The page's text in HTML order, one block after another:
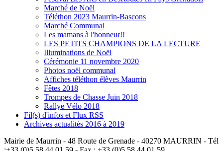
Marché de Noël
Téléthon 2023 Maurrin-Bascons
Marché Communal
Les mamans à l'honneur!!
LES PETITS CHAMPIONS DE LA LECTURE
Illuminations de Noël
Cérémonie 11 novembre 2020
Photos noël communal
Affiches téléthon élèves Maurrin
Fêtes 2018
Trompes de Chasse Juin 2018
Rallye Vélo 2018
Fil(s) d'infos et Flux RSS
Archives actualités 2016 à 2019
Mairie de Maurrin - 48 Route de Grenade - 40270 MAURRIN - Tél